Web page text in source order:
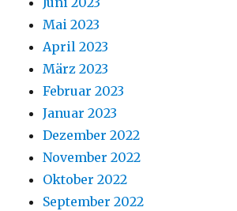
Mai 2023
April 2023
März 2023
Februar 2023
Januar 2023
Dezember 2022
November 2022
Oktober 2022
September 2022